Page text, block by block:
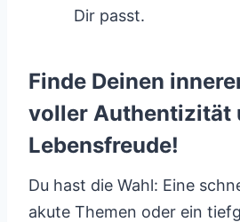
Dir passt.
Finde Deinen
voller Authentizität
Lebensfreude!
Du hast die Wahl: Eine
akute Themen oder ein